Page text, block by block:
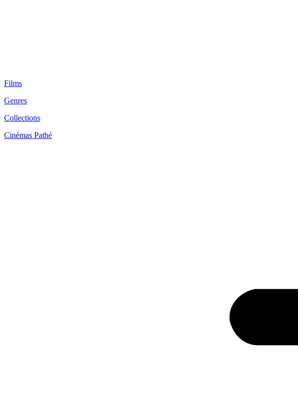
Films
Genres
Collections
Cinémas Pathé